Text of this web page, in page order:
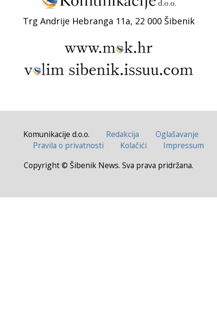
Trg Andrije Hebranga 11a, 22 000 Šibenik
Komunikacije d.o.o. Redakcija
Oglašavanje
Pravila o privatnosti
Kolačići
Impressum
Copyright © Šibenik News. Sva prava pridržana.